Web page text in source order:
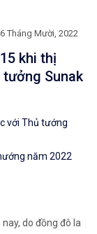
Tháng Mười, 2022
khi thị
Sunak
với Thủ tướng
năm 2022
do đồng đô la